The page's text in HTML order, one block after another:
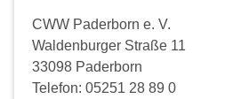
CWW Paderborn e. V.
Waldenburger Straße 11
33098 Paderborn
Telefon: 05251 28 89 0